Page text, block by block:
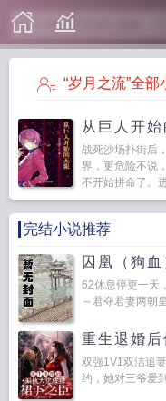
“岁月之流”全部
从巨人开始
战死沙场扑街后
界，更危险不说
不开始拼命了。
完结小说推荐
囚凰（狗血
62休息停更一天
～君夺君妻两朝
重生退婚
双强1V1双洁追
约，她对三爷爱